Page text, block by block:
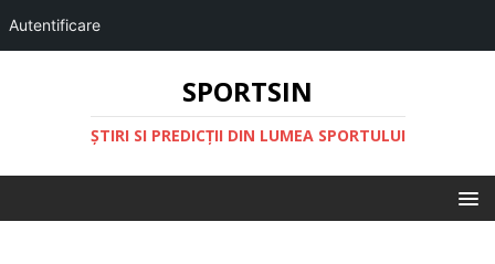
Autentificare
SPORTSIN
ŞTIRI SI PREDICŢII DIN LUMEA SPORTULUI